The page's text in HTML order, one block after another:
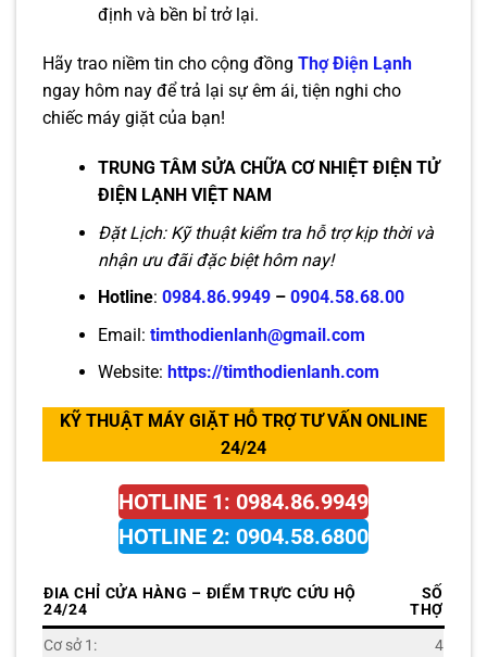
định và bền bỉ trở lại.
Hãy trao niềm tin cho cộng đồng Thợ Điện Lạnh
ngay hôm nay để trả lại sự êm ái, tiện nghi cho
chiếc máy giặt của bạn!
TRUNG TÂM SỬA CHỮA CƠ NHIỆT ĐIỆN TỬ
ĐIỆN LẠNH VIỆT NAM
Đặt Lịch: Kỹ thuật kiểm tra hỗ trợ kịp thời và
nhận ưu đãi đặc biệt hôm nay!
Hotline: 0984.86.9949– 0904.58.68.00
Email: timthodienlanh@gmail.com
Website: https://timthodienlanh.com
KỸ THUẬT MÁY GIẶT HỖ TRỢ TƯ VẤN ONLINE
24/24
HOTLINE 1: 0984.86.9949
HOTLINE 2: 0904.58.6800
ĐIA CHỈ CỬA HÀNG – ĐIỂM TRỰC CỨU HỘ
24/24
SỐ
THỢ
Cơ sở 1:
4